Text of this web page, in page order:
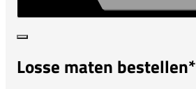
Losse maten bestellen*